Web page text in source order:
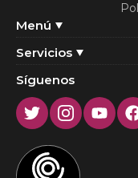
Menú
Servicios
Síguenos
TwitterInstagram